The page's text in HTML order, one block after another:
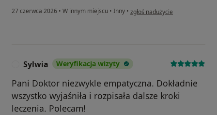
27 czerwca 2026 • W innym miejscu • Inny • w opinii użytkownika Dorota
zgłoś nadużycie
Sylwia Weryfikacja wizyty
Pani Doktor niezwykle empatyczna. Dokładnie
wszystko wyjaśniła i rozpisała dalsze kroki
leczenia. Polecam!